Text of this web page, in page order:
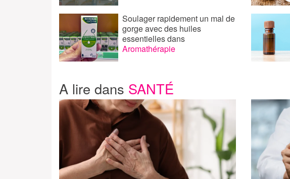
Soulager rapidement un mal de
gorge avec des huiles
essentiellesdans
Aromathérapie
A lire dans SANTÉ